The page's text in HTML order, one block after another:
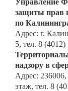
Управление
защиты прав
по
Адрес: г.
5, тел. 8
надзору в
Адрес:
этаж, тел. 8